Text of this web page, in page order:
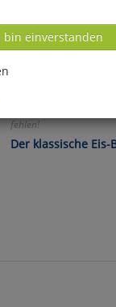
fehlen!
Der klassische Eis-
-
bin einverstanden
notwendigen
Einstellungen